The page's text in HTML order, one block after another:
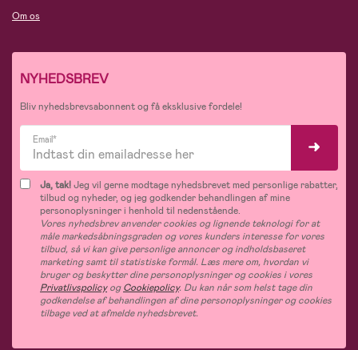
Om os
NYHEDSBREV
Bliv nyhedsbrevsabonnent og få eksklusive fordele!
Email*
Ja, tak!Jeg vil gerne modtage nyhedsbrevet med personlige rabatter,
tilbud og nyheder, og jeg godkender behandlingen af mine
personoplysninger i henhold til nedenstående.
Vores nyhedsbrev anvender cookies og lignende teknologi for at
måle markedsåbningsgraden og vores kunders interesse for vores
tilbud, så vi kan give personlige annoncer og indholdsbaseret
marketing samt til statistiske formål. Læs mere om, hvordan vi
bruger og beskytter dine personoplysninger og cookies i vores
PrivatlivspolicyogCookiepolicy. Du kan når som helst tage din
godkendelse af behandlingen af dine personoplysninger og cookies
tilbage ved at afmelde nyhedsbrevet.